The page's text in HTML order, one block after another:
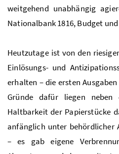
weitgehend unabhängig
Nationalbank 1816, Budget
Heutzutage ist von den
Einlösungs- und
erhalten – die ersten
Gründe dafür liegen neben
Haltbarkeit der Papierstücke
anfänglich unter behördlicher
– es gab eigene